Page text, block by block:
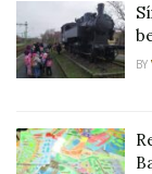
BY